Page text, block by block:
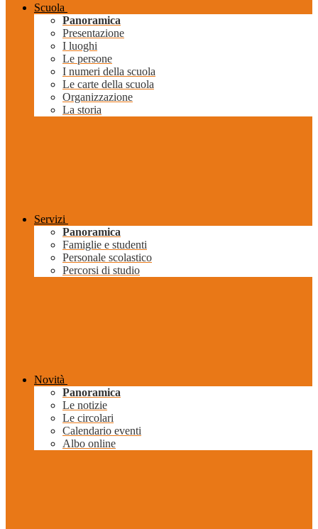
Scuola
Panoramica
Presentazione
I luoghi
Le persone
I numeri della scuola
Le carte della scuola
Organizzazione
La storia
Servizi
Panoramica
Famiglie e studenti
Personale scolastico
Percorsi di studio
Novità
Panoramica
Le notizie
Le circolari
Calendario eventi
Albo online